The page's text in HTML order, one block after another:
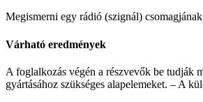
Megismerni egy rádió (szignál)
Várható eredmények
A foglalkozás végén a részvevők be tudják
gyártásához szükséges alapelemeket. – A